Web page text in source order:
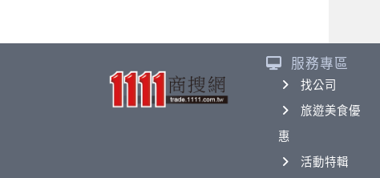
服務專區
找公司
旅遊美食優
惠
活動特輯